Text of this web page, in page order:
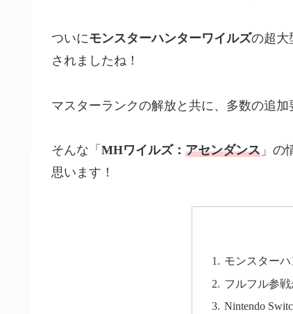
ついにモンスターハンターワイルズの超大
されましたね！
マスターランクの解放と共に、多数の追加
そんな「 MHワイルズ： アセンダンス 」の
思います！
モンスター
フルフル参戦
Nintendo